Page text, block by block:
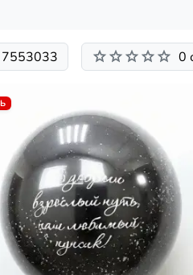
7553033 0